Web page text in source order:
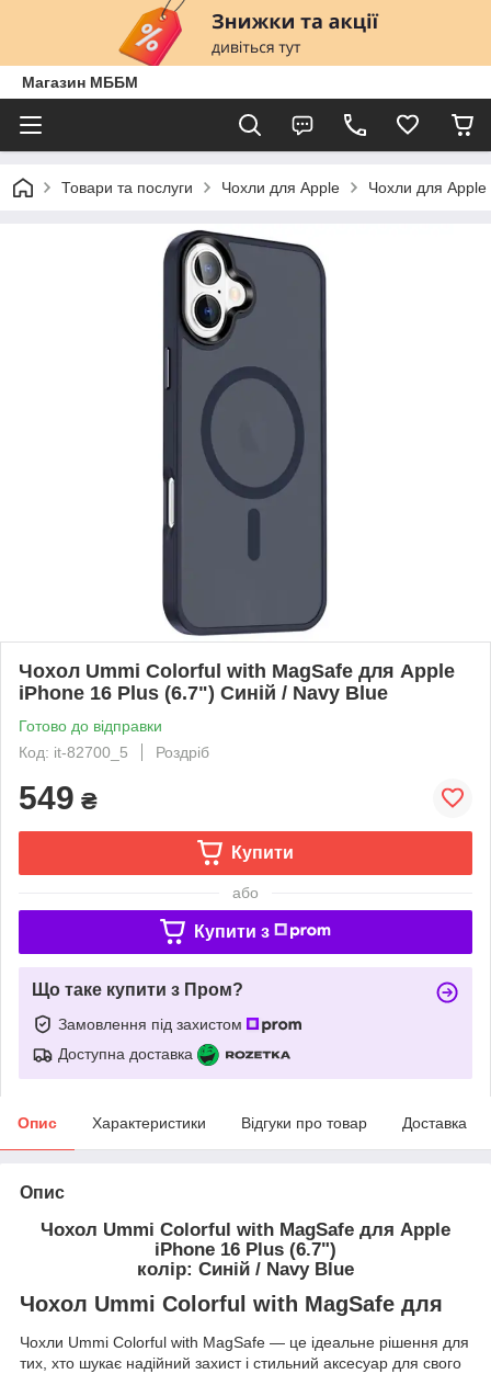
Магазин МББМ
Товари та послуги Чохли для Apple Чохли для Apple
Чохол Ummi Colorful with MagSafe для Apple
iPhone 16 Plus (6.7") Синій / Navy Blue
Готово до відправки
Код: it-82700_5
Роздріб
549 ₴
Купити
або
Купити з
Що таке купити з Пром?
Замовлення під захистом
Доступна доставка
Опис Характеристики Відгуки про товар Доставка
Опис
Чохол Ummi Colorful with MagSafe для Apple
iPhone 16 Plus (6.7")
колір: Синій / Navy Blue
Чохол Ummi Colorful with MagSafe для
Чохли Ummi Colorful with MagSafe — це ідеальне рішення для
тих, хто шукає надійний захист і стильний аксесуар для свого